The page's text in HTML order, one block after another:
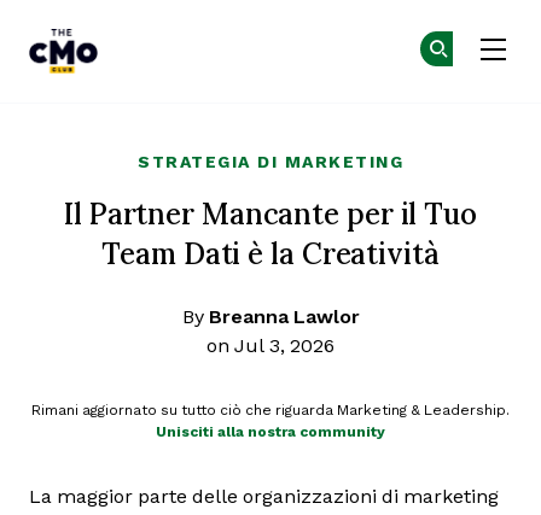
STRATEGIA DI MARKETING
Il Partner Mancante per il Tuo
Team Dati è la Creatività
By Breanna Lawlor
on Jul 3, 2026
Rimani aggiornato su tutto ciò che riguarda Marketing & Leadership.
Unisciti alla nostra community
La maggior parte delle organizzazioni di marketing